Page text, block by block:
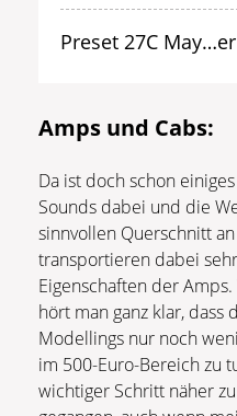
Preset 27C
Amps und Cabs:
Da ist doch schon
Sounds dabei und die
sinnvollen Querschnitt
transportieren dabei
Eigenschaften der
hört man ganz klar, dass
Modellings nur noch
im 500-Euro-Bereich zu
wichtiger Schritt näher